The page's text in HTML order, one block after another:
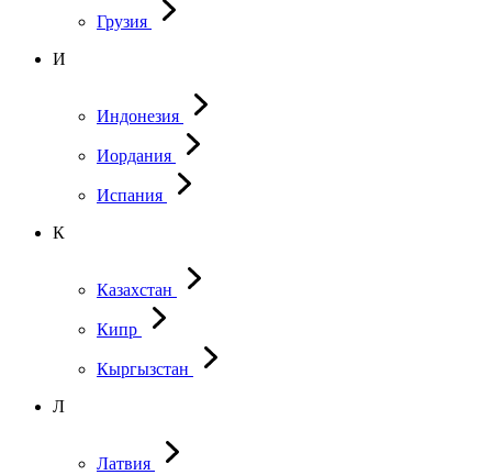
Грузия
И
Индонезия
Иордания
Испания
К
Казахстан
Кипр
Кыргызстан
Л
Латвия